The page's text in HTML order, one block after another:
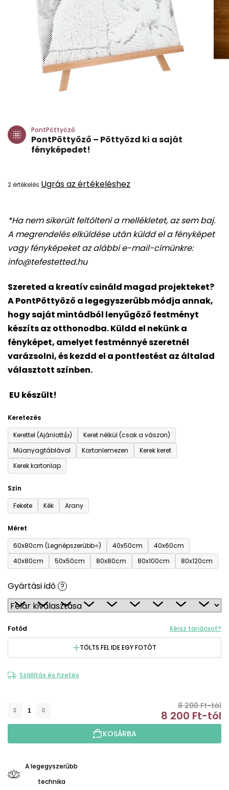
*Ha nem sikerült feltölteni a mellékletet, az sem baj.
A megrendelés elküldése után küldd el a fényképet
vagy fényképeket az alábbi e-mail-címünkre:
info@tefestetted.hu
Szereted a kreatív csináld magad projekteket?
A PontPöttyöző a legegyszerűbb módja annak,
hogy saját mintádból lenyűgöző festményt
készíts az otthonodba. Küldd el nekünk a
fényképet, amelyet festménnyé szeretnél
varázsolni, és kezdd el a pontfestést az általad
választott színben.
EU készült!
Keretezés
Kerettel (Ajánlott👍)
Keret nélkül (csak a vászon)
Műanyagtáblával
Kartonlemezen
Kerek keret
Kerek kartonlap
Szín
Fekete
Kék Arany
Méret
60x80cm (Legnépszerűbb⭐)
40x50cm
40x60cm
40x80cm
50x50cm 80x80cm 80x100cm 80x120cm
Gyártási idő ?
Fotód Kérsz tanácsot?
TÖLTS FEL IDE EGY FOTÓT
Szállítás és fizetés
8 200 Ft-tól
8 200 Ft-tól
KOSÁRBA
A legegyszerűbb
technika
PontPöttyöző
PontPöttyöző – Pöttyözd ki a saját
fényképedet!
A
értékelése
5-
ből
5,0
2 értékelés Ugrás az értékeléshez